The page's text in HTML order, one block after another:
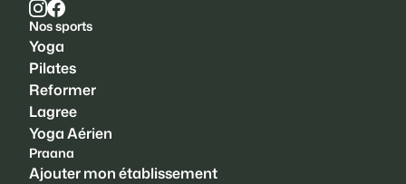
Nos sports
Yoga
Pilates
Reformer
Lagree
Yoga Aérien
Praana
Ajouter mon établissement